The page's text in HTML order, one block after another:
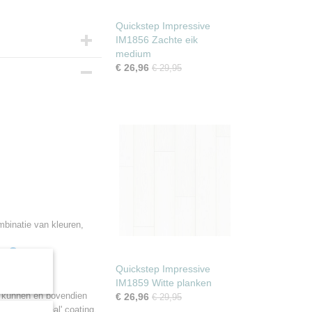
van kleuren,
én bovendien
'HydroSeal' coating,
Quickstep Impressive
IM1856 Zachte eik
medium
€ 26,96 € 29,95
Quickstep Impressive
IM1859 Witte planken
€ 26,96 € 29,95